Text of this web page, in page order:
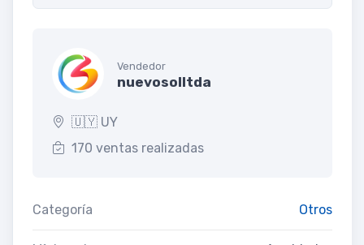
Vendedor
nuevosolltda
🇺🇾 UY
170 ventas realizadas
Categoría Otros